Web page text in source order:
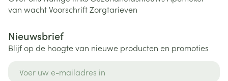
van wachtVoorschriftZorgtarieven
Nieuwsbrief
Blijf op de hoogte van nieuwe producten en promoties